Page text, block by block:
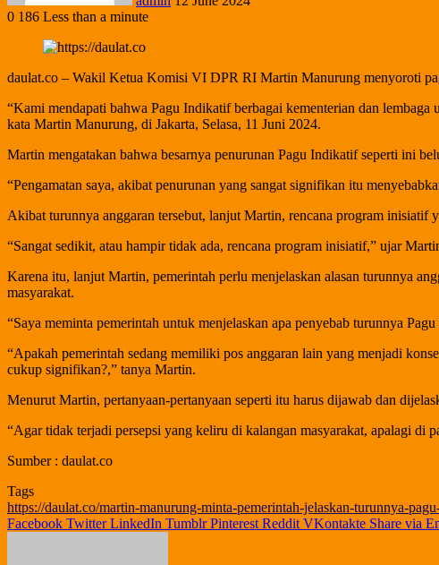
0 186 Less than a minute
daulat.co – Wakil Ketua Komisi VI DPR RI Martin Manurung menyoroti
“Kami mendapati bahwa Pagu Indikatif berbagai kementerian dan
kata Martin Manurung, di Jakarta, Selasa, 11 Juni 2024.
Martin mengatakan bahwa besarnya penurunan Pagu Indikatif seperti ini
“Pengamatan saya, akibat penurunan yang sangat signifikan itu
Akibat turunnya anggaran tersebut, lanjut Martin, rencana program inisiatif
“Sangat sedikit, atau hampir tidak ada, rencana program inisiatif,” ujar
Karena itu, lanjut Martin, pemerintah perlu menjelaskan alasan turunnya
masyarakat.
“Saya meminta pemerintah untuk menjelaskan apa penyebab turunnya
“Apakah pemerintah sedang memiliki pos anggaran lain yang menjadi
cukup signifikan?,” tanya Martin.
Menurut Martin, pertanyaan-pertanyaan seperti itu harus dijawab dan
“Agar tidak terjadi persepsi yang keliru di kalangan masyarakat, apalagi di
Sumber : daulat.co
Tags
https://daulat.co/martin-manurung-minta-pemerintah-jelaskan-turunnya-
Facebook Twitter LinkedIn Tumblr Pinterest Reddit VKontakte Share via